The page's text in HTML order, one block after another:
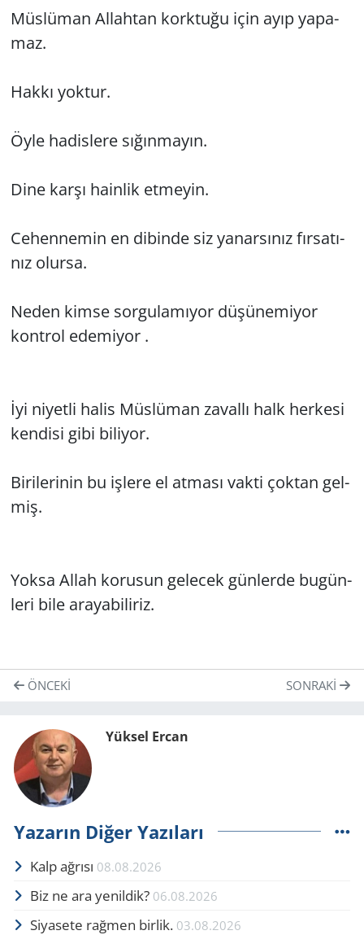
Müs­lü­man Al­lah­tan kork­tu­ğu için ayıp ya­pa­
maz.
Hakkı yok­tur.
Öyle ha­dis­le­re sı­ğın­ma­yın.
Dine karşı ha­in­lik et­me­yin.
Ce­hen­ne­min en di­bin­de siz ya­nar­sı­nız fır­sa­tı­
nız olur­sa.
Neden kimse sor­gu­la­mı­yor dü­şü­ne­mi­yor
kont­rol ede­mi­yor .
İyi ni­yet­li halis Müs­lü­man za­val­lı halk her­ke­si
ken­di­si gibi bi­li­yor.
Bi­ri­le­ri­nin bu iş­le­re el at­ma­sı vakti çok­tan gel­
miş.
Yoksa Allah ko­ru­sun ge­lecek gün­ler­de bu­gün­
le­ri bile ara­ya­bi­li­riz.
ÖNCEKI SONRAKI
Yüksel Ercan
Yazarın Diğer Yazıları
Kalp ağrısı 08.08.2026
Biz ne ara yenildik? 06.08.2026
Siyasete rağmen birlik. 03.08.2026